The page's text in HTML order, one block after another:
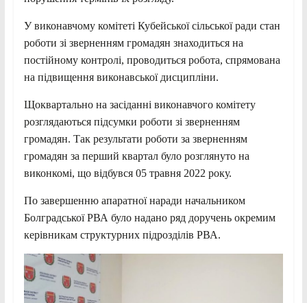
У виконавчому комітеті Кубейської сільської ради стан
роботи зі зверненням громадян знаходиться на
постійному контролі, проводиться робота, спрямована
на підвищення виконавської дисципліни.
Щоквартально на засіданні виконавчого комітету
розглядаються підсумки роботи зі зверненням
громадян. Так результати роботи за зверненням
громадян за перший квартал було розглянуто на
виконкомі, що відбувся 05 травня 2022 року.
По завершенню апаратної наради начальником
Болградської РВА було надано ряд доручень окремим
керівникам структурних підрозділів РВА.